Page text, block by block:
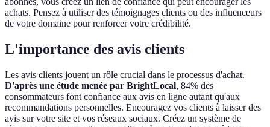
achats. Pensez à utiliser des témoignages clients ou des influenceurs
de votre domaine pour renforcer votre crédibilité.
L'importance des avis clients
Les avis clients jouent un rôle crucial dans le processus d'achat.
D'après une étude menée par BrightLocal, 84% des
consommateurs font confiance aux avis en ligne autant qu'aux
recommandations personnelles. Encouragez vos clients à laisser des
avis sur votre site et vos réseaux sociaux. Créez un système de